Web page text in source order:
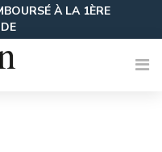
À LA 1ÈRE